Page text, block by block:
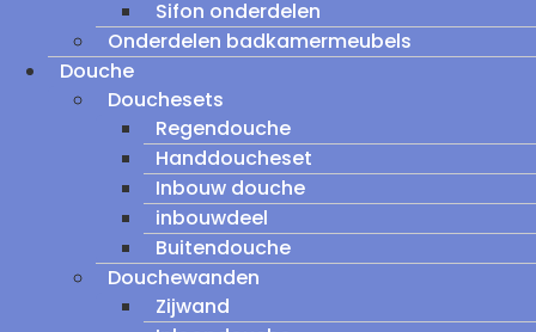
Sifon onderdelen
Onderdelen badkamermeubels
Douche
Douchesets
Regendouche
Handdoucheset
Inbouw douche
inbouwdeel
Buitendouche
Douchewanden
Zijwand